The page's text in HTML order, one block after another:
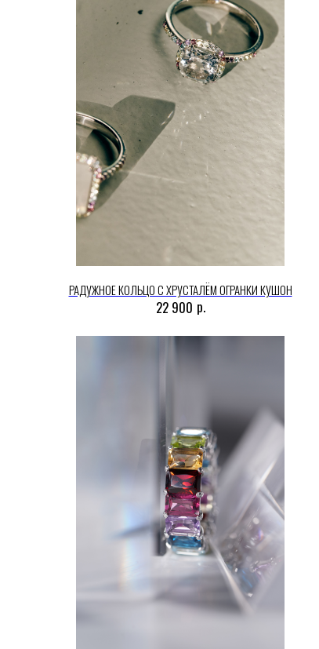
РАДУЖНОЕ КОЛЬЦО С ХРУСТАЛЁМ ОГРАНКИ КУШОН
22 900 р.